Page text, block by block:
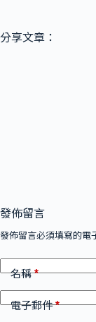
分享文章：
發佈留言
發佈留言必須填寫的電
名稱*
電子郵件*